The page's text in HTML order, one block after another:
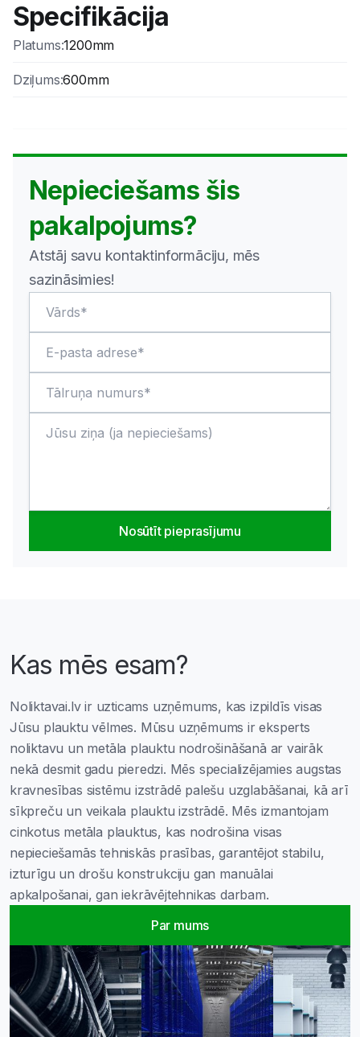
Specifikācija
Platums:1200mm
Dziļums:600mm
Nepieciešams šis
pakalpojums?
Atstāj savu kontaktinformāciju, mēs
sazināsimies!
Nosūtīt pieprasījumu
Kas mēs esam?
Noliktavai.lv ir uzticams uzņēmums, kas izpildīs visas
Jūsu plauktu vēlmes. Mūsu uzņēmums ir eksperts
noliktavu un metāla plauktu nodrošināšanā ar vairāk
nekā desmit gadu pieredzi. Mēs specializējamies augstas
kravnesības sistēmu izstrādē palešu uzglabāšanai, kā arī
sīkpreču un veikala plauktu izstrādē. Mēs izmantojam
cinkotus metāla plauktus, kas nodrošina visas
nepieciešamās tehniskās prasības, garantējot stabilu,
izturīgu un drošu konstrukciju gan manuālai
apkalpošanai, gan iekrāvējtehnikas darbam.
Par mums